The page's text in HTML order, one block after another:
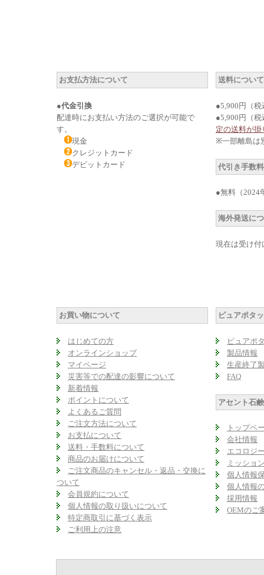
お支払方法について
●代金引換
配達時にお支払い方法のご選択が可能で
す。
現金
クレジットカード
デビットカード
送料について
●5,900円（
●5,900円（
定の送料が掛
※一部離島は
代引き手数
●無料 （
海外発送に
現在は受け付
お買い物について
はじめての方
オンラインショップ
マイページ
災害等での配達の影響について
新着情報
ポイントについて
よくあるご質問
ご注文方法について
お支払について
送料・手数料について
商品のお届けについて
ご注文商品のキャンセル・返品・交換に
ついて
会員規約について
個人情報の取り扱いについて
特定商取引に基づく表示
ご利用上の注意
ピュアポタ
ピュアポ
製品情報
生産終了
FAQ
アセント石
トップペ
会社情報
エコロジ
ミッショ
個人情報
個人情報
採用情報
OEMのご